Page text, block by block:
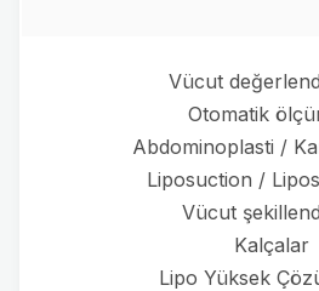
Vücut
Otomatik
Abdominoplasti /
Liposuction /
Vücut
Kalçalar
Lipo Yüksek